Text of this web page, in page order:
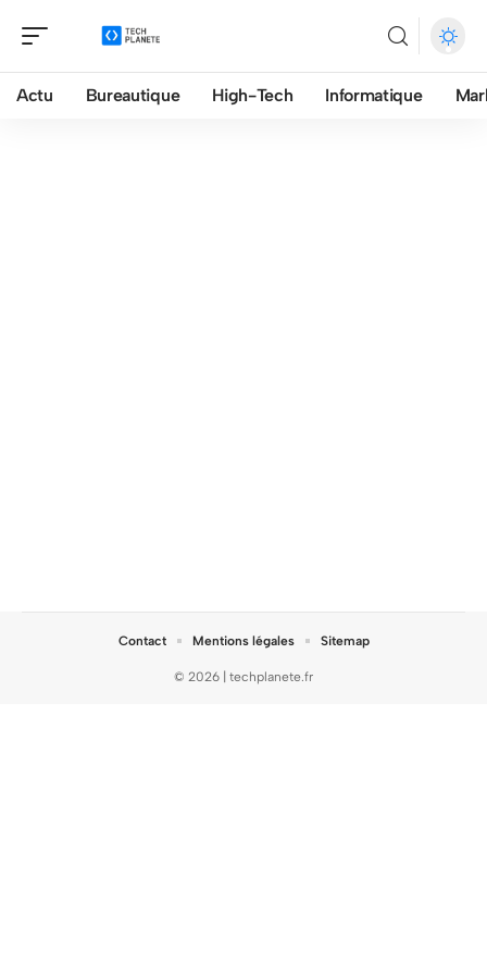
Actu Bureautique High-Tech Informatique
© 2026 | techplanete.fr
Contact Mentions légales Sitemap